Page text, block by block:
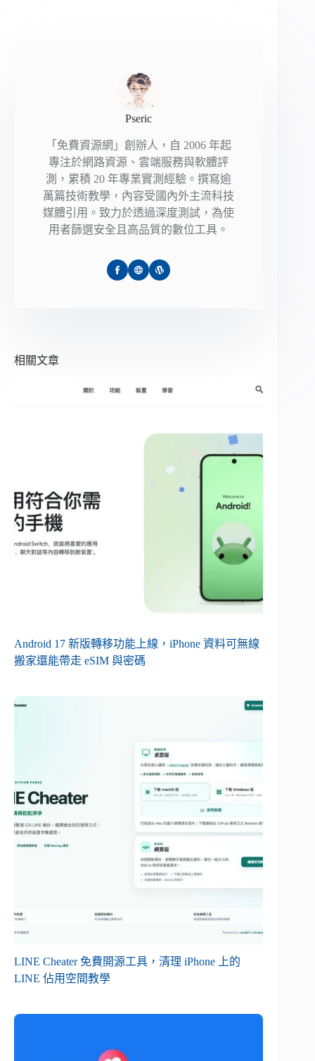
Pseric
「免費資源網」創辦人，自 2006 年起
專注於網路資源、雲端服務與軟體評
測，累積 20 年專業實測經驗。撰寫逾
萬篇技術教學，內容受國內外主流科技
媒體引用。致力於透過深度測試，為使
用者篩選安全且高品質的數位工具。
相關文章
Android 17 新版轉移功能上線，iPhone 資料可無線
搬家還能帶走 eSIM 與密碼
LINE Cheater 免費開源工具，清理 iPhone 上的
LINE 佔用空間教學